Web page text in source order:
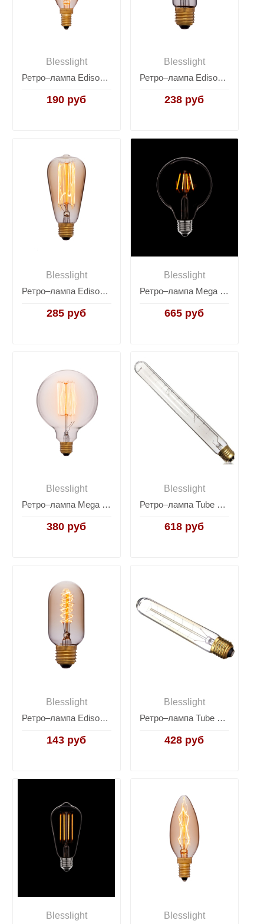
Blesslight
Ретро–лампа Edison Bulb CA35-1
190 руб
Blesslight
Ретро–лампа Edison Bulb A60
238 руб
Blesslight
Ретро–лампа Edison Bulb ST64-1
285 руб
Blesslight
Ретро–лампа Mega Filament Bulb G125-2Led
665 руб
Blesslight
Ретро–лампа Mega Edison Bulb G125-1
380 руб
Blesslight
Ретро–лампа Tube Large Lamp T30–300
618 руб
Blesslight
Ретро–лампа Edison Bulb T45
143 руб
Blesslight
Ретро–лампа Tube Lamp T30–100
428 руб
Blesslight
Blesslight